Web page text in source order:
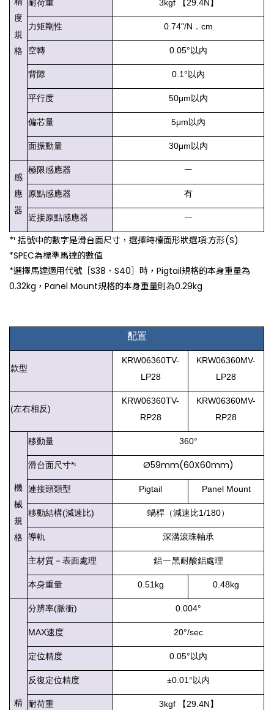
度
規
格
耐荷重 3kgf 【29.4N】
力矩剛性 0.74"/N．cm
空轉 0.05°以內
背隙 0.1°以內
平行度 50μm以內
偏芯量 5μm以內
面振動量 30μm以內
感
應
器
極限感應器 －
原點感應器 有
近接原點感應器 －
*¹ 括號中的數字是滑台面尺寸，選擇時檯面形狀選項:方形(S)
*SPEC為標準馬達的數值
*選擇馬達適用代號［S38．S40］時，Pigtail規格的本身重量為
0.32kg，Panel Mount規格的本身重量則為0.29kg
配置
款型
KRW06360TV-
LP28
KRW06360MV-
LP28
(左右相反)
KRW06360TV-
RP28
KRW06360MV-
RP28
機
械
規
格
移動量 360°
滑台面尺寸*¹ Ø59mm(60X60mm)
連接頭類型 Pigtail Panel Mount
移動結構(減速比) 蝸桿（減速比1/180）
導軌 深溝滾珠軸承
主材質－表面處理 鋁－黑耐酸鋁處理
本身重量 0.51kg 0.48kg
精
分辨率(脈衝) 0.004°
MAX速度 20°/sec
定位精度 0.05°以內
反復定位精度 ±0.01°以内
耐荷重 3kgf 【29.4N】